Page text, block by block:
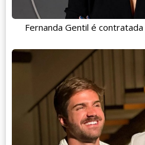
Fernanda Gentil é